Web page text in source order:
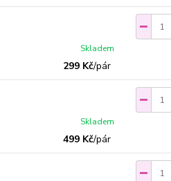
299 Kč/pár
Skladem
499 Kč/pár
Skladem